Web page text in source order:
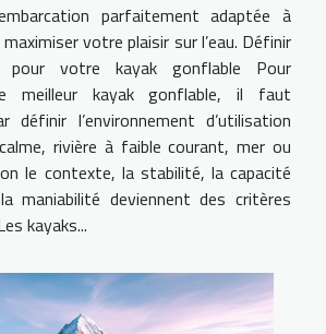
parfaitement adaptée à
votre plaisir sur l’eau. Définir
pour votre kayak gonflable Pour
meilleur kayak gonflable, il faut
définir l’environnement d’utilisation
rivière à faible courant, mer ou
le contexte, la stabilité, la capacité
maniabilité deviennent des critères
kayaks...